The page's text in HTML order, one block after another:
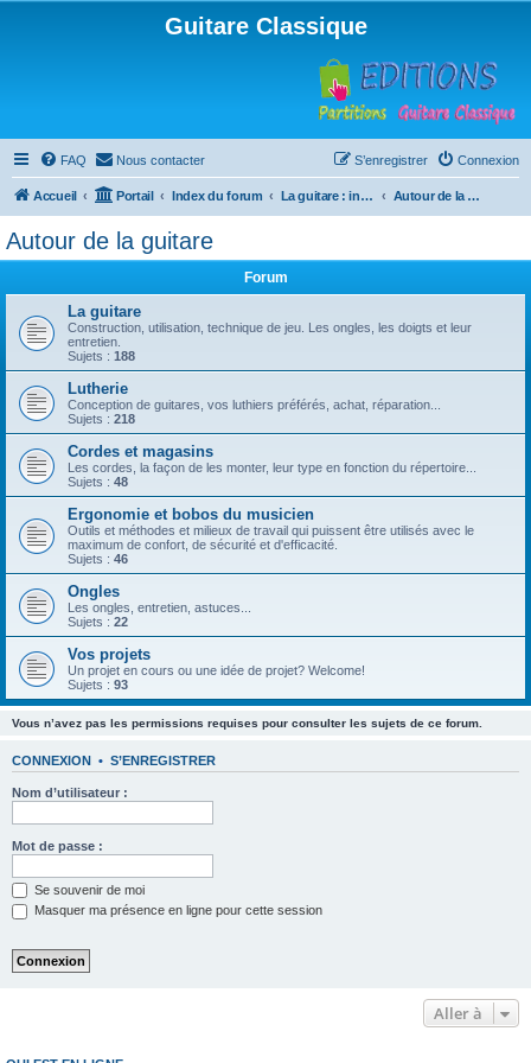
Guitare Classique
FAQ Nous contacter Connexion
S’enregistrer
Accueil Portail Index du forum La guitare : instrument, cours et théorie Autour de la guitare
Autour de la guitare
Forum
La guitare
Construction, utilisation, technique de jeu. Les ongles, les doigts et leur
entretien.
Sujets : 188
Lutherie
Conception de guitares, vos luthiers préférés, achat, réparation...
Sujets : 218
Cordes et magasins
Les cordes, la façon de les monter, leur type en fonction du répertoire...
Sujets : 48
Ergonomie et bobos du musicien
Outils et méthodes et milieux de travail qui puissent être utilisés avec le
maximum de confort, de sécurité et d'efficacité.
Sujets : 46
Ongles
Les ongles, entretien, astuces...
Sujets : 22
Vos projets
Un projet en cours ou une idée de projet? Welcome!
Sujets : 93
Vous n’avez pas les permissions requises pour consulter les sujets de ce forum.
CONNEXION • S’ENREGISTRER
Nom d’utilisateur :
Mot de passe :
Se souvenir de moi
Masquer ma présence en ligne pour cette session
Aller à